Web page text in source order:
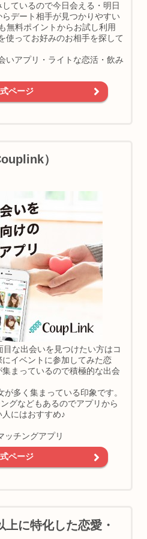
ているので今日会える・明日
デート相手が見つかりやすい
無料ポイントからお試し利用
使ってお好みのお相手を探して
いアプリ・ライトな恋活・飲み
ページ
）
目な出会いを見つけたい方はコ
イベントに参加してみた恋
まっているので積極的な出会
多く集まっている印象です。
グなどもあるのでアプリから
にはおすすめ♪
ッチングアプリ
ページ
に特化した恋愛・